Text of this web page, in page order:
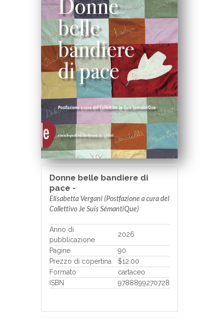
Donne belle bandiere di
pace -
Elisabetta Vergani (Postfazione a cura del
Collettivo Je Suis SémantiQue)
Anno di
pubblicazione
2026
Pagine
90
Prezzo di copertina
$12.00
Formato
cartaceo
ISBN
9788899270728